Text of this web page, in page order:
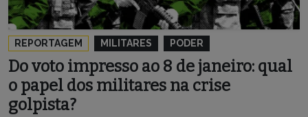
REPORTAGEM MILITARES PODER
Do voto impresso ao 8 de janeiro: qual
o papel dos militares na crise
golpista?